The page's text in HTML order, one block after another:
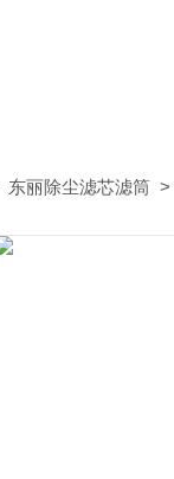
东丽除尘滤芯滤筒 >